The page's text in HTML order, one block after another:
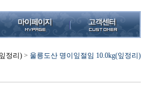
정리) > 울릉도산 명이잎절임 10.0kg(잎정리)